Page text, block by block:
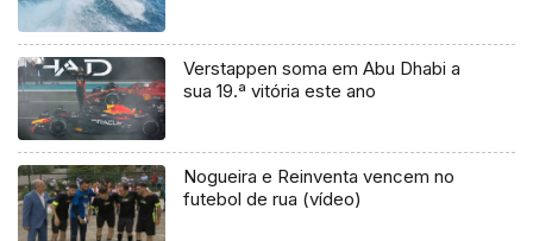
Verstappen soma em Abu Dhabi a
sua 19.ª vitória este ano
Nogueira e Reinventa vencem no
futebol de rua (vídeo)